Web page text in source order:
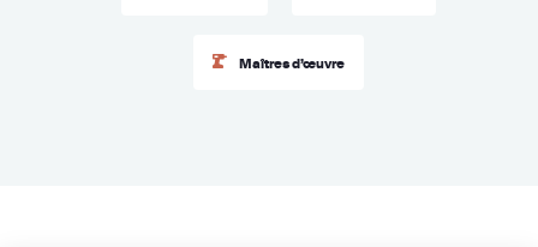
Maîtres d’œuvre